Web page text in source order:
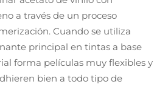
a través de un proceso
Cuando se utiliza
principal en tintas a base
forma películas muy flexibles y
bien a todo tipo de